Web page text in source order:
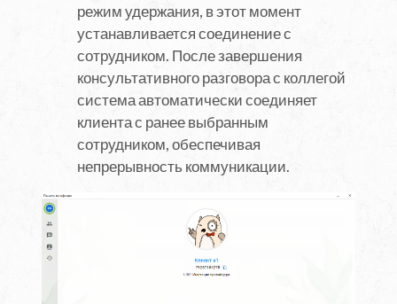
режим удержания, в этот момент
устанавливается соединение с
сотрудником. После завершения
консультативного разговора с коллегой
система автоматически соединяет
клиента с ранее выбранным
сотрудником, обеспечивая
непрерывность коммуникации.